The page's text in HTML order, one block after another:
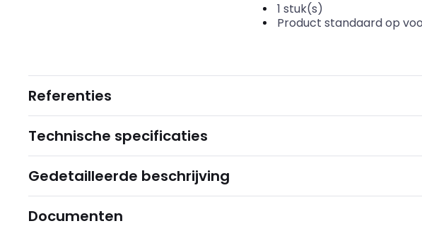
1 stuk(s)
Product standaard op
Referenties
Technische specificaties
Gedetailleerde beschrijving
Documenten